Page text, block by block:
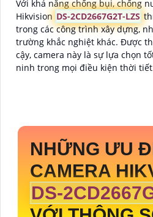
Với khả năng chống bụi, chống
Hikvision DS-2CD2667G2T-LZS
trong các công trình xây dựng,
trường khắc nghiệt khác. Được
cậy, camera này là sự lựa chọn
ninh trong mọi điều kiện thời
NHỮNG ƯU
CAMERA
DS-